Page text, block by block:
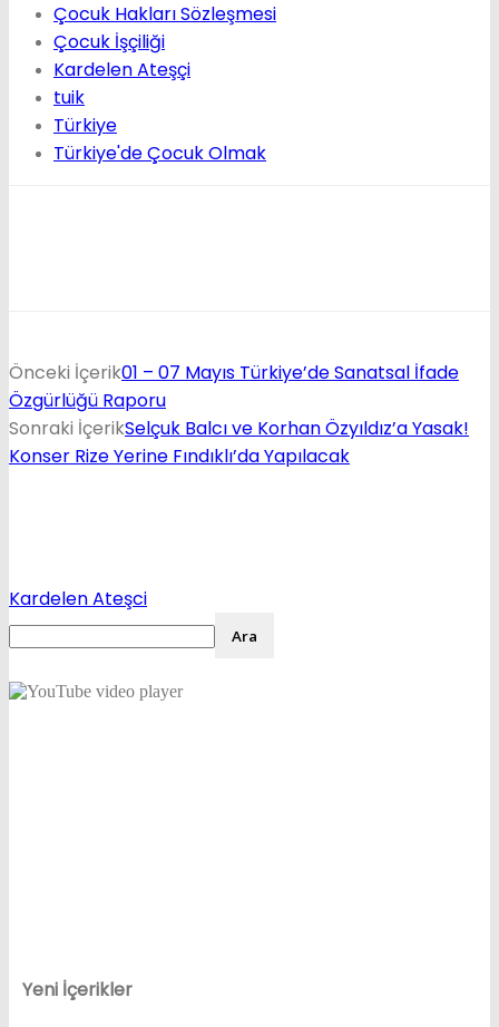
Çocuk Hakları Sözleşmesi
Çocuk İşçiliği
Kardelen Ateşçi
tuik
Türkiye
Türkiye'de Çocuk Olmak
Önceki İçerik01 – 07 Mayıs Türkiye’de Sanatsal İfade
Özgürlüğü Raporu
Sonraki İçerikSelçuk Balcı ve Korhan Özyıldız’a Yasak!
Konser Rize Yerine Fındıklı’da Yapılacak
Kardelen Ateşci
Yeni İçerikler